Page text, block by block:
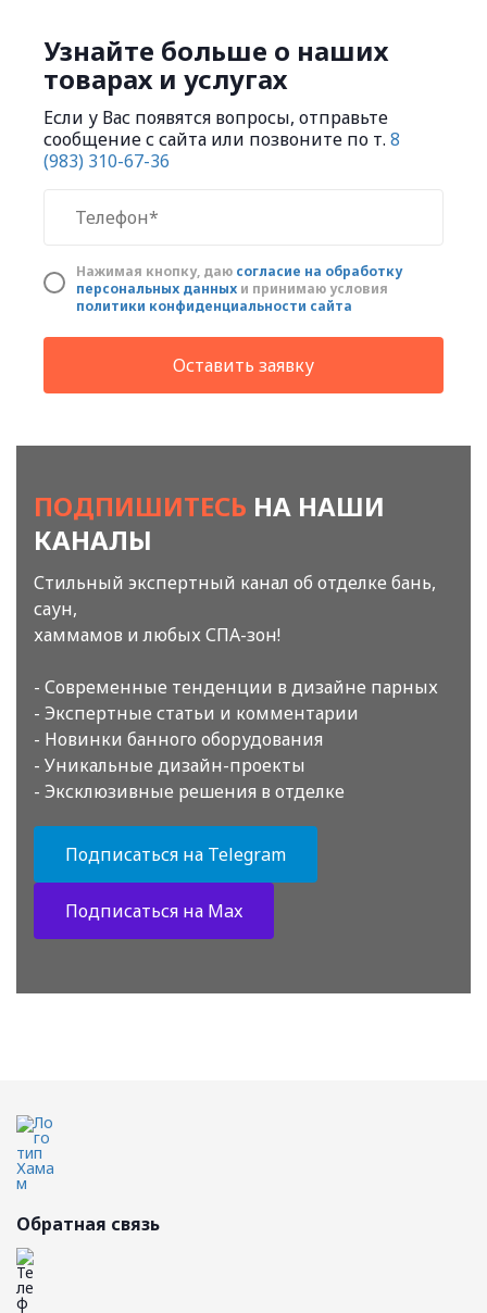
Узнайте больше о наших
товарах и услугах
Если у Вас появятся вопросы, отправьте
сообщение с сайта или позвоните по т. 8
(983) 310-67-36
Нажимая кнопку, даю cогласие на обработку
персональных данных и принимаю условия
политики конфиденциальности сайта
Оставить заявку
ПОДПИШИТЕСЬ НА НАШИ
КАНАЛЫ
Стильный экспертный канал об отделке бань,
саун,
хаммамов и любых СПА-зон!
- Современные тенденции в дизайне парных
- Экспертные статьи и комментарии
- Новинки банного оборудования
- Уникальные дизайн-проекты
- Эксклюзивные решения в отделке
Подписаться на Telegram
Подписаться на Max
Обратная связь